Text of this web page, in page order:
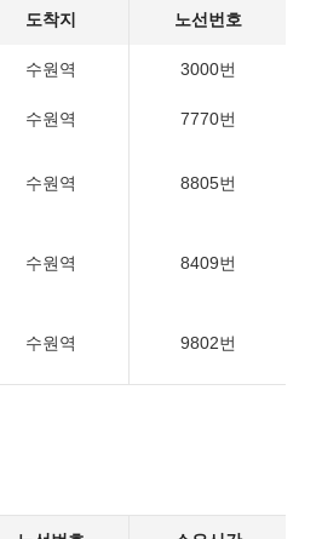
도착지 노선번호
수원역 3000번
수원역 7770번
수원역 8805번
수원역 8409번
수원역 9802번